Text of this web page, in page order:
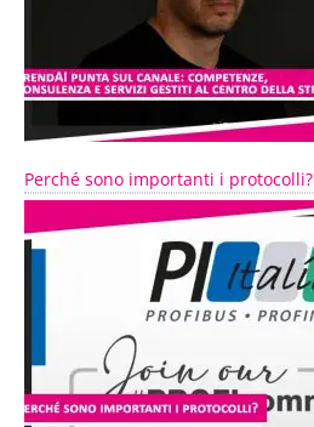
Perché sono importanti i protocolli?